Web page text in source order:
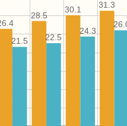
31.3
30.1
28.5
24.3
22.5
21.5